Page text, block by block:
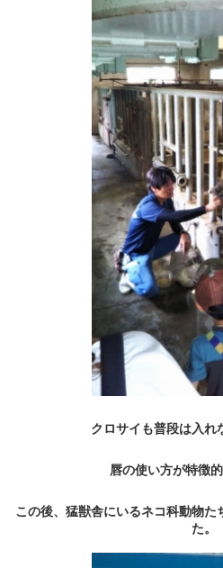
クロサイも普段は入れ
唇の使い方が特徴
この後、猛獣舎にいるネコ科動物
た。